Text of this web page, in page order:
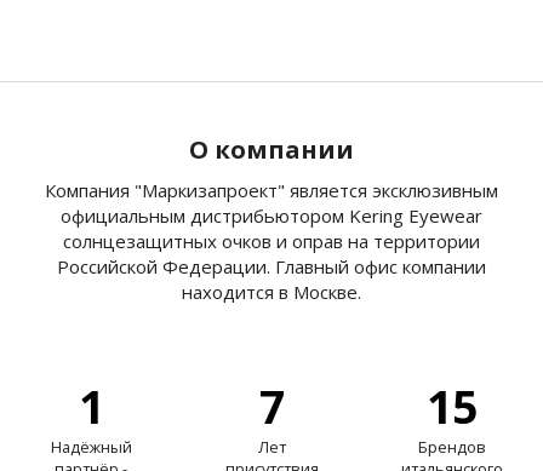
О компании
Компания "Маркизапроект" является эксклюзивным
официальным дистрибьютором Kering Eyewear
солнцезащитных очков и оправ на территории
Российской Федерации. Главный офис компании
находится в Москве.
1
Надёжный
7
Лет
15
Брендов